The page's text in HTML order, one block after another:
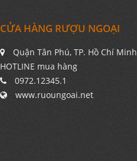
CỬA HÀNG RƯỢU NGOẠI
Quận Tân Phú, TP. Hồ Chí Minh
HOTLINE mua hàng
0972.12345.1
www.ruoungoai.net